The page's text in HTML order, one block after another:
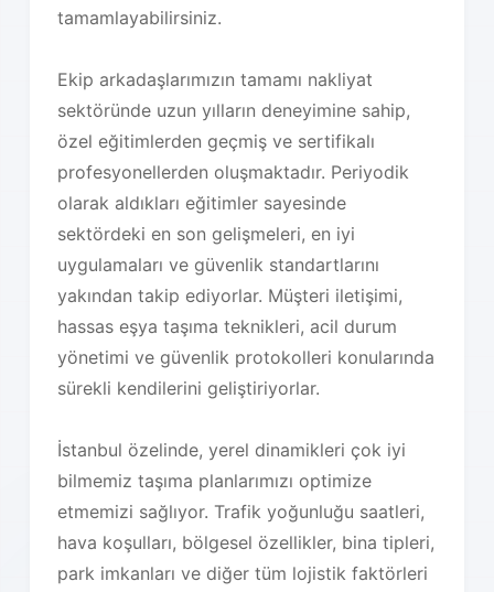
tamamlayabilirsiniz.
Ekip arkadaşlarımızın tamamı nakliyat
sektöründe uzun yılların deneyimine sahip,
özel eğitimlerden geçmiş ve sertifikalı
profesyonellerden oluşmaktadır. Periyodik
olarak aldıkları eğitimler sayesinde
sektördeki en son gelişmeleri, en iyi
uygulamaları ve güvenlik standartlarını
yakından takip ediyorlar. Müşteri iletişimi,
hassas eşya taşıma teknikleri, acil durum
yönetimi ve güvenlik protokolleri konularında
sürekli kendilerini geliştiriyorlar.
İstanbul özelinde, yerel dinamikleri çok iyi
bilmemiz taşıma planlarımızı optimize
etmemizi sağlıyor. Trafik yoğunluğu saatleri,
hava koşulları, bölgesel özellikler, bina tipleri,
park imkanları ve diğer tüm lojistik faktörleri